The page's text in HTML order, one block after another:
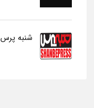
شنبه پرس